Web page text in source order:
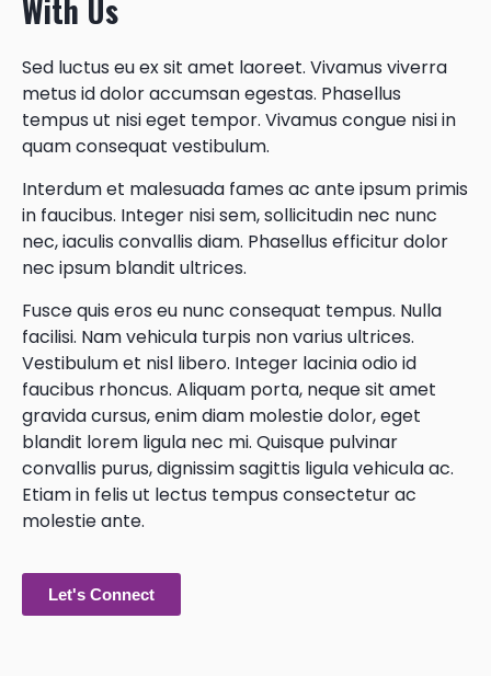
With Us
Sed luctus eu ex sit amet laoreet. Vivamus viverra
metus id dolor accumsan egestas. Phasellus
tempus ut nisi eget tempor. Vivamus congue nisi in
quam consequat vestibulum.
Interdum et malesuada fames ac ante ipsum primis
in faucibus. Integer nisi sem, sollicitudin nec nunc
nec, iaculis convallis diam. Phasellus efficitur dolor
nec ipsum blandit ultrices.
Fusce quis eros eu nunc consequat tempus. Nulla
facilisi. Nam vehicula turpis non varius ultrices.
Vestibulum et nisl libero. Integer lacinia odio id
faucibus rhoncus. Aliquam porta, neque sit amet
gravida cursus, enim diam molestie dolor, eget
blandit lorem ligula nec mi. Quisque pulvinar
convallis purus, dignissim sagittis ligula vehicula ac.
Etiam in felis ut lectus tempus consectetur ac
molestie ante.
Let's Connect